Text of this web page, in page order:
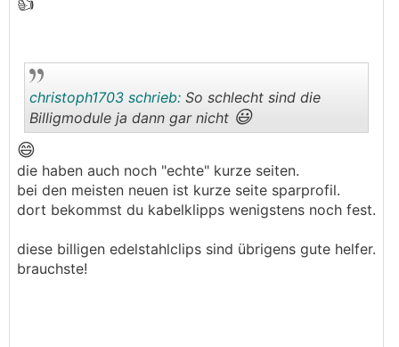
..
christoph1703 schrieb: So schlecht sind die
Billigmodule ja dann gar nicht 😃
😄
die haben auch noch "echte" kurze seiten.
bei den meisten neuen ist kurze seite sparprofil.
dort bekommst du kabelklipps wenigstens noch fest.
diese billigen edelstahlclips sind übrigens gute helfer.
brauchste!